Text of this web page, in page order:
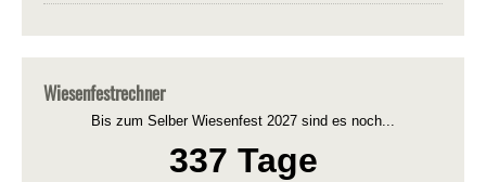
Wiesenfestrechner
Bis zum Selber Wiesenfest 2027 sind es noch...
337 Tage